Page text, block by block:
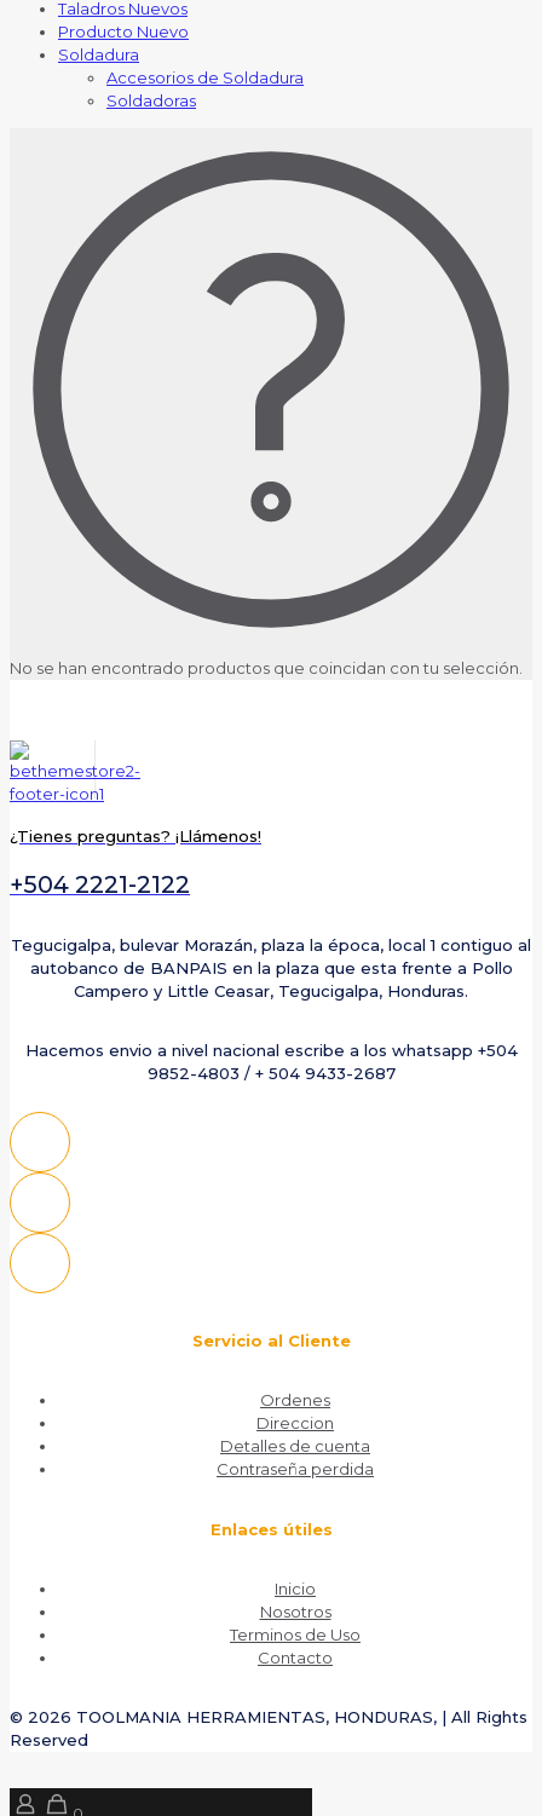
Taladros Nuevos
Producto Nuevo
Soldadura
Accesorios de Soldadura
Soldadoras
No se han encontrado productos que coincidan con tu selección.
¿Tienes preguntas? ¡Llámenos!
+504 2221-2122
Tegucigalpa, bulevar Morazán, plaza la época, local 1 contiguo al
autobanco de BANPAIS en la plaza que esta frente a Pollo
Campero y Little Ceasar, Tegucigalpa, Honduras.
Hacemos envio a nivel nacional escribe a los whatsapp +504
9852-4803 / + 504 9433-2687
Servicio al Cliente
Ordenes
Direccion
Detalles de cuenta
Contraseña perdida
Enlaces útiles
Inicio
Nosotros
Terminos de Uso
Contacto
© 2026 TOOLMANIA HERRAMIENTAS, HONDURAS, | All Rights
Reserved